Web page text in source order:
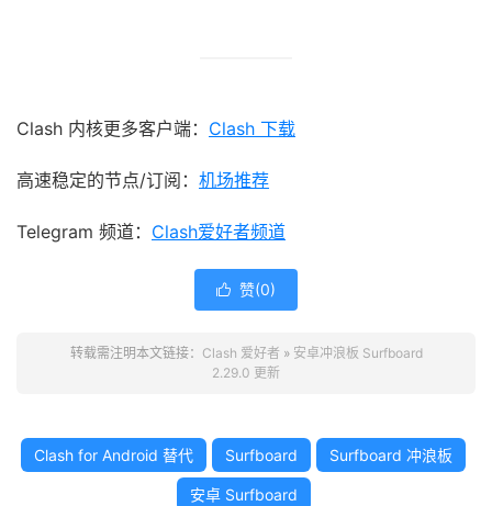
Clash 内核更多客户端： Clash 下载
高速稳定的节点/订阅： 机场推荐
Telegram 频道： Clash爱好者频道
 赞(0)
转载需注明本文链接： Clash 爱好者 » 安卓冲浪板 Surfboard
2.29.0 更新
Clash for Android 替代 Surfboard Surfboard 冲浪板
安卓 Surfboard